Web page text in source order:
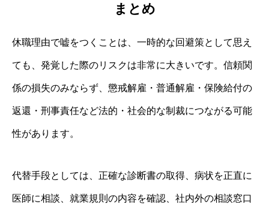
まとめ
休職理由で嘘をつくことは、一時的な回避策として思え
ても、発覚した際のリスクは非常に大きいです。信頼関
係の損失のみならず、懲戒解雇・普通解雇・保険給付の
返還・刑事責任など法的・社会的な制裁につながる可能
性があります。
代替手段としては、正確な診断書の取得、病状を正直に
医師に相談、就業規則の内容を確認、社内外の相談窓口